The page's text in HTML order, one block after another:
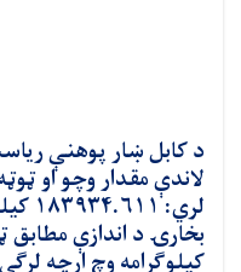
لاندې مقدار وچو او
کیلوګرامه وچ ارچه